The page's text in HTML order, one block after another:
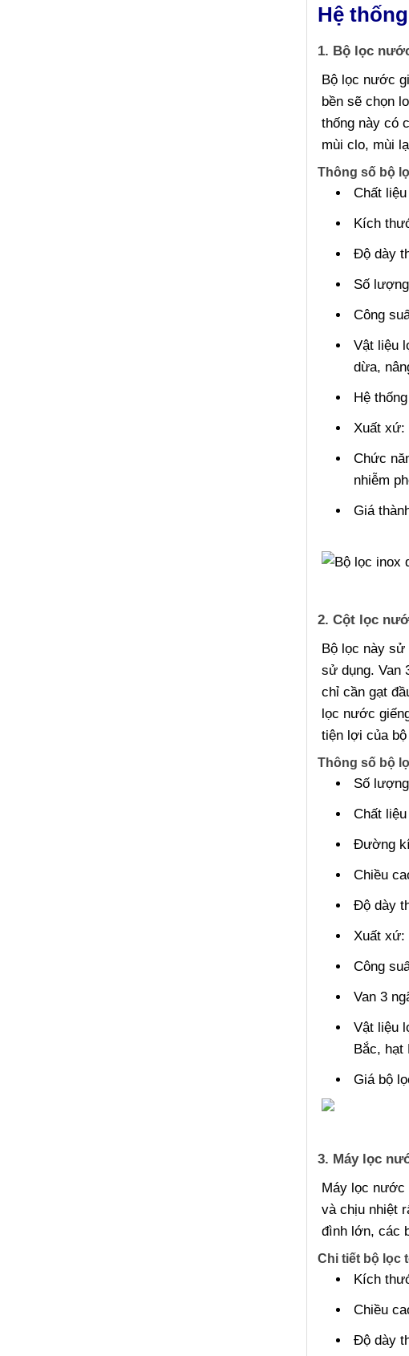
Hệ
1. Bộ lọc
Bộ lọc nước
bền sẽ chọn
thống này có
mùi clo, mùi
Thông số bộ
Chất
Kích
Độ dày
Số
Công
Vật liệu
dừa,
Hệ
Xuất xứ:
Chức
nhiễm
Giá
2. Cột lọc
Bộ lọc này sử
sử dụng. Van
chỉ cần gạt
lọc nước
tiện lợi của
Thông số bộ
Số
Chất
Đường
Chiều
Độ dày
Xuất xứ:
Công
Van 3
Vật liệu
Bắc, hạt
Giá bộ
3. Máy lọc
Máy lọc nước
và chịu nhiệt
đình lớn, các
Chi tiết bộ lọc
Kích
Chiều
Độ dày